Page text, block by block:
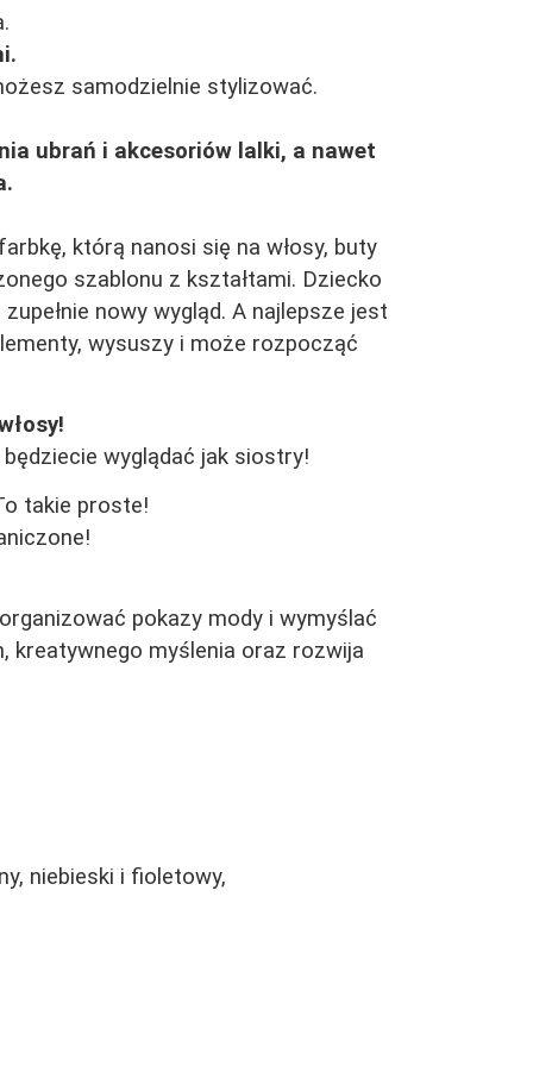
samodzielnie stylizować.
ubrań i akcesoriów lalki, a nawet
którą nanosi się na włosy, buty
szablonu z kształtami. Dziecko
nowy wygląd. A najlepsze jest
wysuszy i może rozpocząć
wyglądać jak siostry!
takie proste!
pokazy mody i wymyślać
kreatywnego myślenia oraz rozwija
niebieski i fioletowy,